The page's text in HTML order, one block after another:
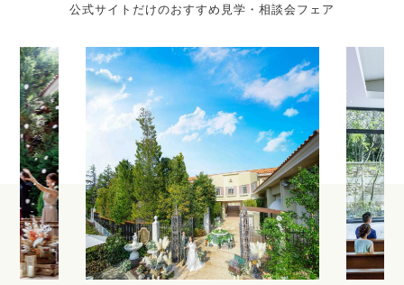
公式サイトだけのおすすめ見学・相談会フェア